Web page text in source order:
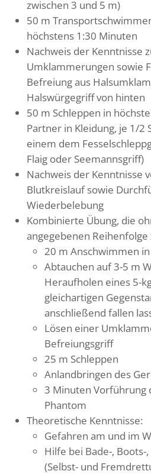
zwischen 3 und 5 m)
50 m
höchstens 1:30 Minuten
Nachweis der Kenntnisse
Umklammerungen sowie
Befreiung aus
Halswürgegriff von hinten
50 m Schleppen in
Partner in Kleidung, je 1/2
einem dem
Flaig oder Seemannsgriff)
Nachweis der Kenntnisse
Blutkreislauf sowie
Wiederbelebung
Kombinierte Übung, die
angegebenen
20 m Anschwimmen
Abtauchen auf 3-5 m
Heraufholen eines 5-
gleichartigen
anschließend fallen
Lösen einer
Befreiungsgriff
25 m Schleppen
Anlandbringen des
3 Minuten Vorführung
Phantom
Theoretische Kenntnisse:
Gefahren am und im
Hilfe bei Bade-, Boots-
(Selbst- und